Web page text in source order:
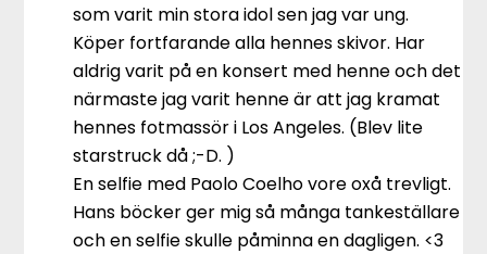
som varit min stora idol sen jag var ung.
Köper fortfarande alla hennes skivor. Har
aldrig varit på en konsert med henne och det
närmaste jag varit henne är att jag kramat
hennes fotmassör i Los Angeles. (Blev lite
starstruck då ;-D. )
En selfie med Paolo Coelho vore oxå trevligt.
Hans böcker ger mig så många tankeställare
och en selfie skulle påminna en dagligen. <3